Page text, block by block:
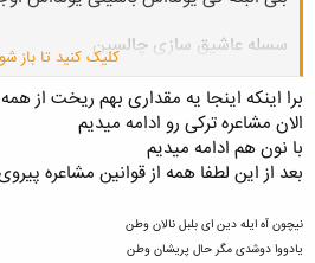
سسله عاشیق سازی چالسین
سسیمیز بیرده اوجالسین
اویناماق لیزگییه دؤنسون
کاس شوشم گوزگویه دؤنسون
قوی وئره ک سس سسه باهم اوخویاق
کلیک کنید تا باز
برا اینکه اینجا یه مقداری بهم ریخت از
الان مشاعره ترکی رو ادامه میدیم
با نون هم ادامه میدیم
بعد از این لطفا همه از قوانین مشاعره
نیچون آه ایله دین ای بلبل نالان وطن
یادووا دوشدی مگر حال پریشان وطن